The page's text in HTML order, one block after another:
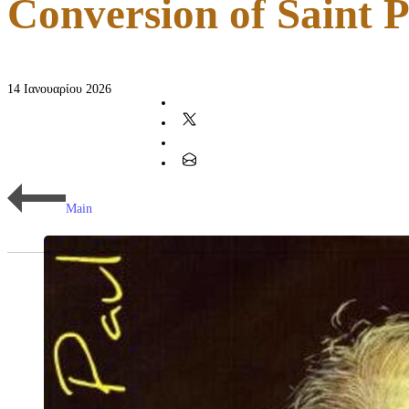
Conversion of Saint
14 Ιανουαρίου 2026
Main